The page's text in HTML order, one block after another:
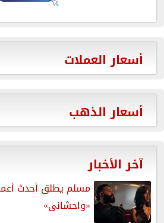
أسعار العملات
أسعار الذهب
آخر الأخبار
مسلم يطلق أحدث
«واحشانى»